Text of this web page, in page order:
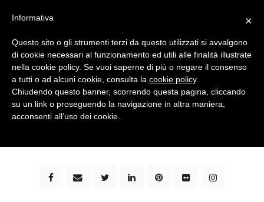
bimbi e viaggi - family travel blog: community #1 in
×
Informativa
Questo sito o gli strumenti terzi da questo utilizzati si avvalgono
di cookie necessari al funzionamento ed utili alle finalità illustrate
nella cookie policy. Se vuoi saperne di più o negare il consenso
a tutti o ad alcuni cookie, consulta la cookie policy.
Chiudendo questo banner, scorrendo questa pagina, cliccando
su un link o proseguendo la navigazione in altra maniera,
acconsenti all’uso dei cookie.